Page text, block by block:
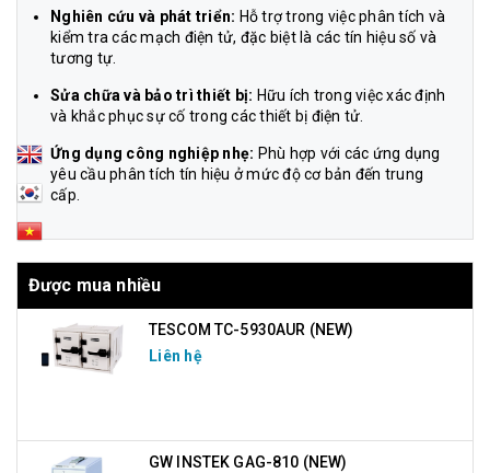
Nghiên cứu và phát triển: Hỗ trợ trong việc phân tích và
kiểm tra các mạch điện tử, đặc biệt là các tín hiệu số và
tương tự.
Sửa chữa và bảo trì thiết bị: Hữu ích trong việc xác định
và khắc phục sự cố trong các thiết bị điện tử.
Ứng dụng công nghiệp nhẹ: Phù hợp với các ứng dụng
yêu cầu phân tích tín hiệu ở mức độ cơ bản đến trung
cấp.
Được mua nhiều
TESCOM TC-5930AUR (NEW)
Liên hệ
GW INSTEK GAG-810 (NEW)